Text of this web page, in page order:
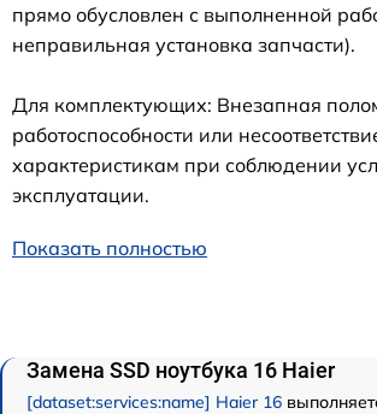
прямо обусловлен с выполненной
неправильная установка запчасти).
Для комплектующих: Внезапная
работоспособности или
характеристикам при соблюдении
эксплуатации.
Показать полностью
Замена SSD ноутбука 16 Haier
[dataset:services:name] Haier 16